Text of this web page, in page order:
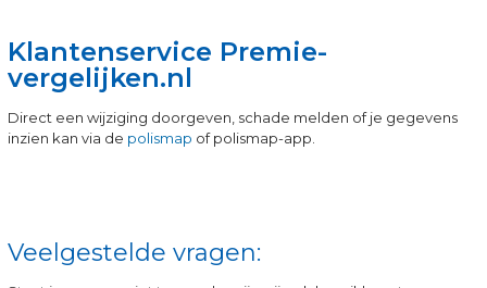
Klantenservice Premie-
vergelijken.nl
Direct een wijziging doorgeven, schade melden of je gegevens
inzien kan via de polismap of polismap-app.
Veelgestelde vragen: